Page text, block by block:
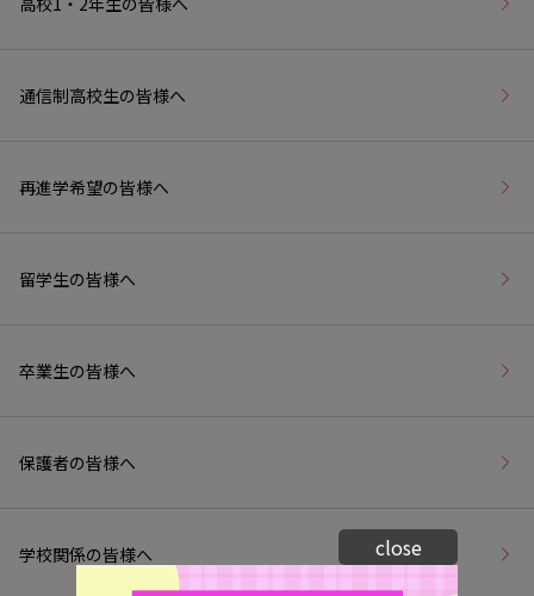
通信制高校生の皆様へ
再進学希望の皆様へ
留学生の皆様へ
卒業生の皆様へ
保護者の皆様へ
学校関係の皆様へ close